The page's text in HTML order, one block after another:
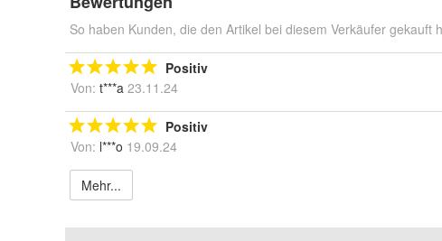
So haben Kunden, die den Artikel bei diesem Verkäufer gekauft
Positiv
Von: t***a 23.11.24
Positiv
Von: l***o 19.09.24
Mehr...